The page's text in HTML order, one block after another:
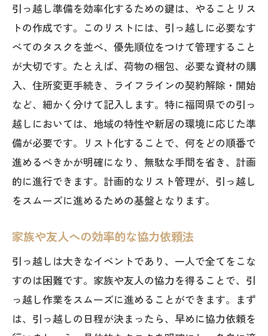
引っ越し準備を効率化するための鍵は、やることリス
トの作成です。このリストには、引っ越しに必要なす
べてのタスクを並べ、優先順位をつけて管理すること
が大切です。たとえば、荷物の梱包、必要な資材の購
入、住所変更手続き、ライフラインの契約解除・開始
など、細かく分けて記入します。特に福岡県での引っ
越しにおいては、地域の特性や新居の環境に応じた準
備が必要です。リスト化することで、何をどの順番で
進めるべきかが明確になり、無駄な手間を省き、計画
的に進行できます。計画的なリスト管理が、引っ越し
をスムーズに進めるための基盤となります。
家族や友人への効率的な協力依頼法
引っ越しは大きなイベントであり、一人で全てをこな
すのは困難です。家族や友人の協力を得ることで、引
っ越し作業をスムーズに進めることができます。まず
は、引っ越しの日程が決まったら、早めに協力依頼を